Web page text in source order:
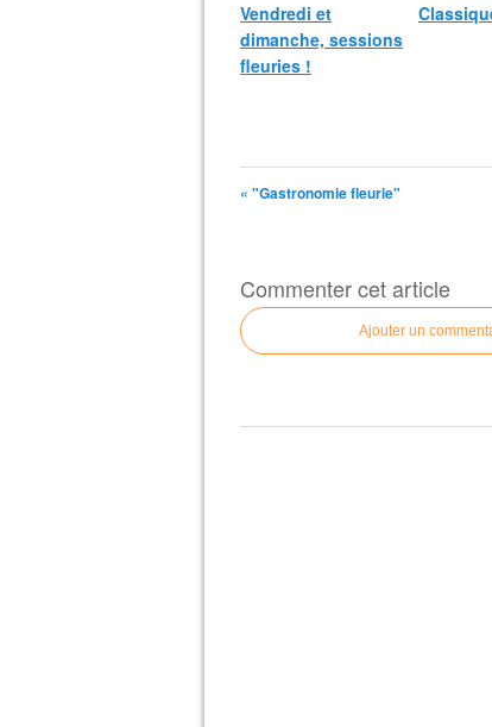
Vendredi et
dimanche, sessions
fleuries !
« "Gastronomie fleurie"
Commenter cet article
Ajouter un